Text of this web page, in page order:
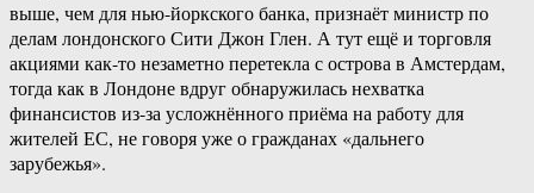
выше, чем для нью-йоркского банка, признаёт министр по
делам лондонского Сити Джон Глен. А тут ещё и торговля
акциями как-то незаметно перетекла с острова в Амстердам,
тогда как в Лондоне вдруг обнаружилась нехватка
финансистов из-за усложнённого приёма на работу для
жителей ЕС, не говоря уже о гражданах «дальнего
зарубежья».